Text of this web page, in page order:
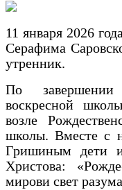
11 января 2026
Серафима
утренник.
По завершении
воскресной
возле
школы. Вместе с
Гришиным дети и
Христова:
мирови свет